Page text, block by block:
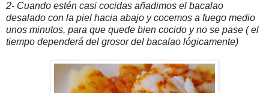
2- Cuando estén casi cocidas añadimos el bacalao
desalado con la piel hacia abajo y cocemos a fuego medio
unos minutos, para que quede bien cocido y no se pase ( el
tiempo dependerá del grosor del bacalao lógicamente)